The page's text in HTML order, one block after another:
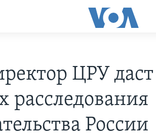
ЦРУ
расследования
России